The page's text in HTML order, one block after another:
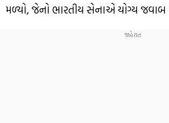
મળ્યો, જેનો ભારતીય સેનાએ યોગ્ય